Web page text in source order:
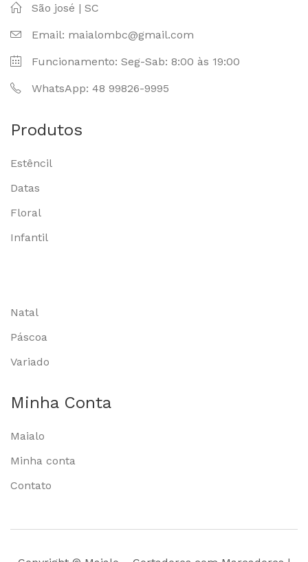
São josé | SC
Email: maialombc@gmail.com
Funcionamento: Seg-Sab: 8:00 às 19:00
WhatsApp: 48 99826-9995
Produtos
Estêncil
Datas
Floral
Infantil
Natal
Páscoa
Variado
Minha Conta
Maialo
Minha conta
Contato